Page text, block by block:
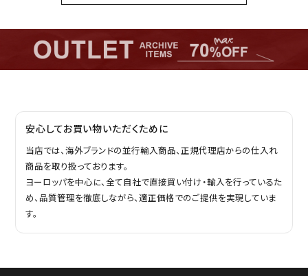
安心してお買い物いただくために
当店では、海外ブランドの並行輸入商品、正規代理店からの仕入れ
商品を取り扱っております。
ヨーロッパを中心に、全て自社で直接買い付け・輸入を行っているた
め、品質管理を徹底しながら、適正価格でのご提供を実現していま
す。